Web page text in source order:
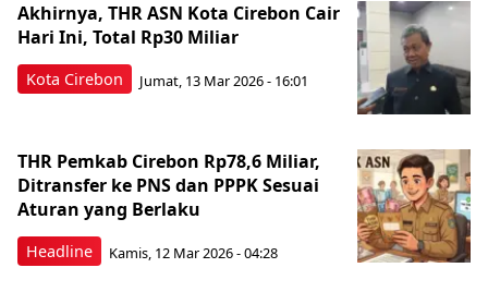
Kota Cirebon
Akhirnya, THR ASN Kota Cirebon Cair
Hari Ini, Total Rp30 Miliar
Jumat, 13 Mar 2026 - 16:01
Headline
THR Pemkab Cirebon Rp78,6 Miliar,
Ditransfer ke PNS dan PPPK Sesuai
Aturan yang Berlaku
Kamis, 12 Mar 2026 - 04:28